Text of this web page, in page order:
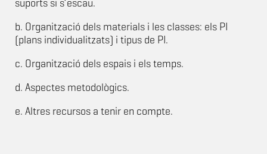
suports si s’escau.
b. Organització dels materials i les classes: els PI
(plans individualitzats) i tipus de PI.
c. Organització dels espais i els temps.
d. Aspectes metodològics.
e. Altres recursos a tenir en compte.